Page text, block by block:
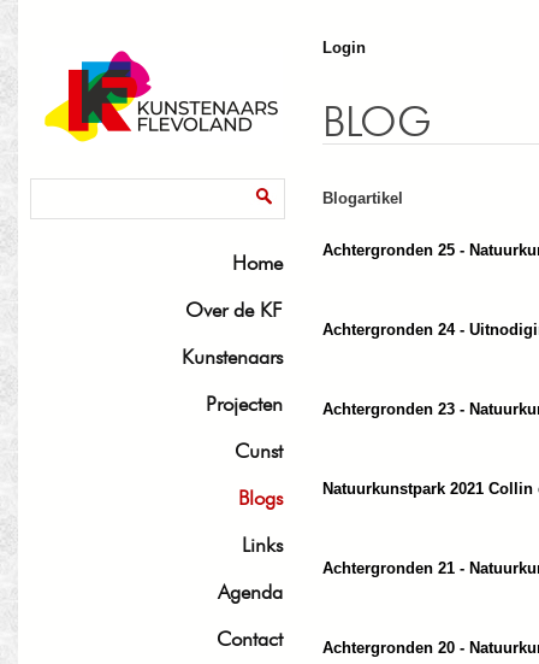
Home
Over de KF
Kunstenaars
Projecten
Cunst
Blogs
Links
Agenda
Contact
Login
BLOG
Blogartikel
Achtergronden 25 -
Achtergronden 24 -
Achtergronden 23 -
Natuurkunstpark 2021 Collin
Achtergronden 21 -
Achtergronden 20 -